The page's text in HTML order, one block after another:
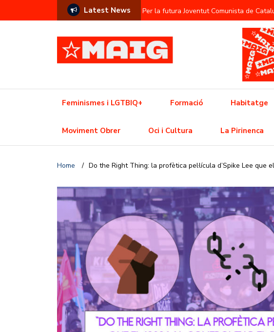
Latest News Per la futura Joventut Comunista de
Prostitució com a commodificació del
L’Ajuntament contra el futbol popular
Una Olimpíada contra el feixisme
Crisi de l’habitatge? Això no és pas una
Feminismes i LGTBIQ+ Formació Habitatge
Moviment Obrer Oci i Cultura La Pirinenca
Home / Do the Right Thing: la profètica pel·lícula d’Spike Lee que